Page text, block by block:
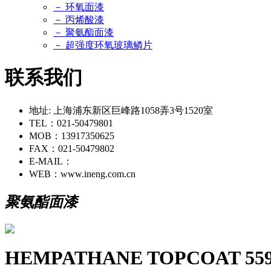
－ 环氧面漆
－ 丙烯酸漆
－ 聚氨酯面漆
－ 超强度环氧玻璃鳞片
联系我们
地址: 上海浦东新区巨峰路1058弄3号1520室
TEL：021-50479801
MOB：13917350625
FAX：021-50479802
E-MAIL：
WEB：www.ineng.com.cn
聚氨酯面漆
HEMPATHANE TOPCOAT